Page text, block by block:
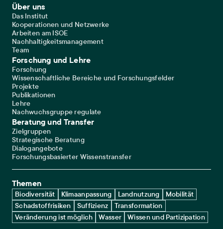
Footer Main Navigation
Über uns
Das Institut
Kooperationen und Netzwerke
Arbeiten am ISOE
Nachhaltigkeitsmanagement
Team
Forschung und Lehre
Forschung
Wissenschaftliche Bereiche und Forschungsfelder
Projekte
Publikationen
Lehre
Nachwuchsgruppe regulate
Beratung und Transfer
Zielgruppen
Strategische Beratung
Dialogangebote
Forschungsbasierter Wissenstransfer
Themen
Biodiversität Klimaanpassung Landnutzung
Mobilität
Schadstoffrisiken
Suffizienz
Transformation
Veränderung ist möglich
Wasser Wissen und Partizipation